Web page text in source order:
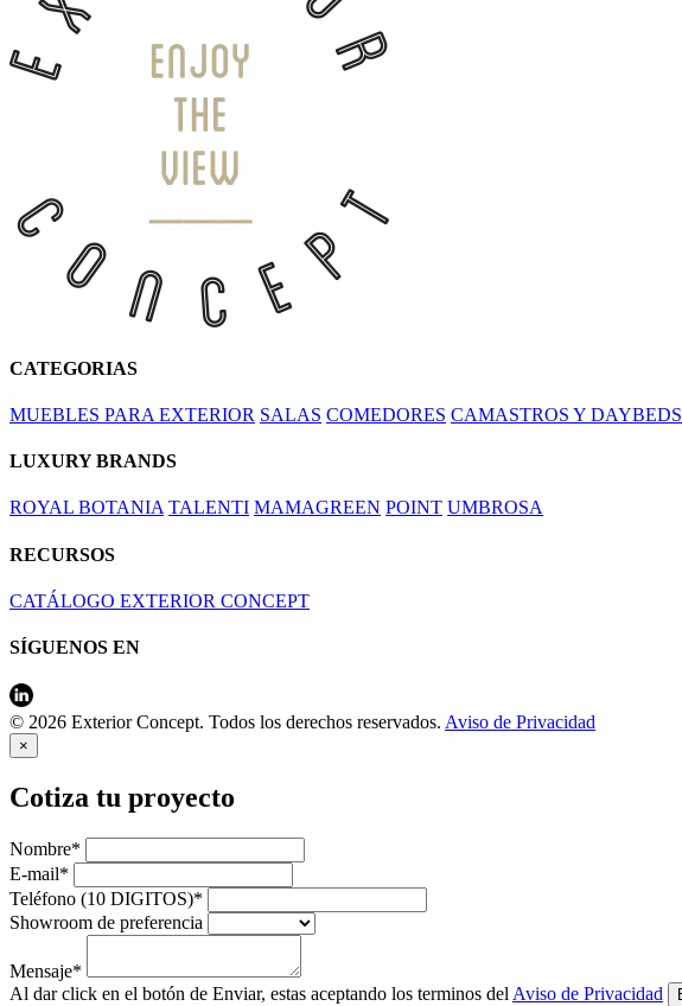
CATEGORIAS
MUEBLES PARA EXTERIOR SALAS COMEDORES CAMASTROS Y DAYBEDS
LUXURY BRANDS
ROYAL BOTANIA TALENTI MAMAGREEN POINT UMBROSA
RECURSOS
CATÁLOGO EXTERIOR CONCEPT
SÍGUENOS EN
© 2026 Exterior Concept. Todos los derechos reservados. Aviso de Privacidad
×
Cotiza tu proyecto
Nombre*
E-mail*
Teléfono (10 DIGITOS)*
Showroom de preferencia
Mensaje*
Al dar click en el botón de Enviar, estas aceptando los terminos del Aviso de Privacidad